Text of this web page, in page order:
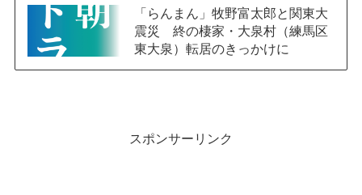
「らんまん」牧野富太郎と関東大
震災 終の棲家・大泉村（練馬区
東大泉）転居のきっかけに
スポンサーリンク